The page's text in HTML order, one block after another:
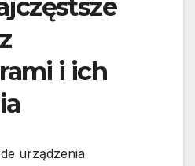
i ich
urządzenia